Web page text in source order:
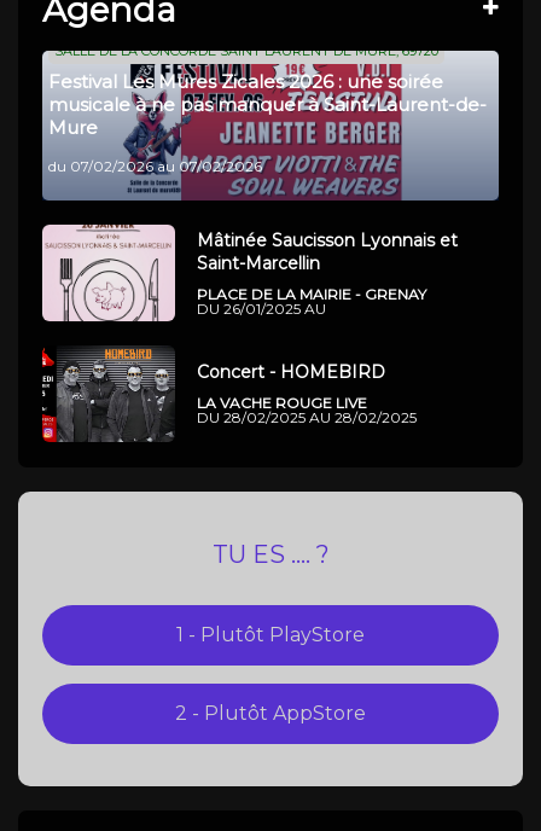
Agenda
SALLE DE LA CONCORDE SAINT LAURENT DE MURE, 69720
Festival Les Mures Zicales 2026 : une soirée
musicale à ne pas manquer à Saint-Laurent-de-
Mure
du 07/02/2026 au 07/02/2026
Mâtinée Saucisson Lyonnais et
Saint-Marcellin
PLACE DE LA MAIRIE - GRENAY
DU 26/01/2025 AU
Concert - HOMEBIRD
LA VACHE ROUGE LIVE
DU 28/02/2025 AU 28/02/2025
TU ES .... ?